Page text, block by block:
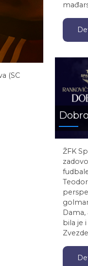
(SC
ŽFK
bila je